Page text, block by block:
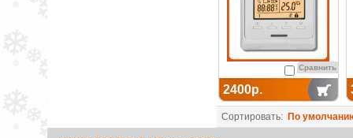
Сравнить
2400р.
Сортировать: По